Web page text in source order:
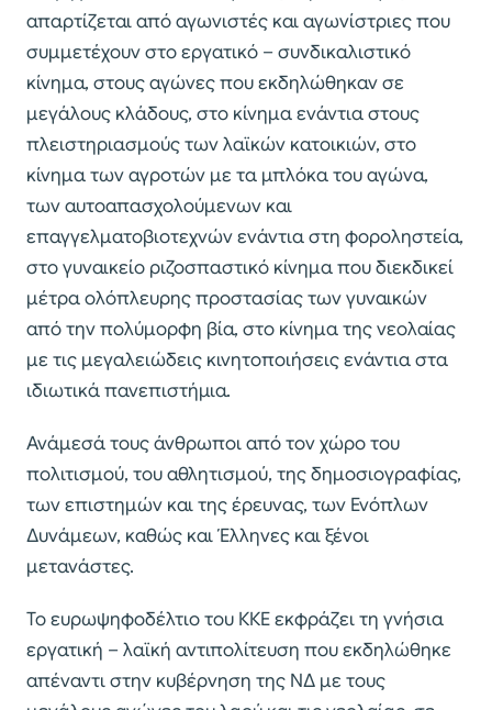
απαρτίζεται από αγωνιστές και αγωνίστριες που
συμμετέχουν στο εργατικό – συνδικαλιστικό
κίνημα, στους αγώνες που εκδηλώθηκαν σε
μεγάλους κλάδους, στο κίνημα ενάντια στους
πλειστηριασμούς των λαϊκών κατοικιών, στο
κίνημα των αγροτών με τα μπλόκα του αγώνα,
των αυτοαπασχολούμενων και
επαγγελματοβιοτεχνών ενάντια στη φοροληστεία,
στο γυναικείο ριζοσπαστικό κίνημα που διεκδικεί
μέτρα ολόπλευρης προστασίας των γυναικών
από την πολύμορφη βία, στο κίνημα της νεολαίας
με τις μεγαλειώδεις κινητοποιήσεις ενάντια στα
ιδιωτικά πανεπιστήμια.
Ανάμεσά τους άνθρωποι από τον χώρο του
πολιτισμού, του αθλητισμού, της δημοσιογραφίας,
των επιστημών και της έρευνας, των Ενόπλων
Δυνάμεων, καθώς και Έλληνες και ξένοι
μετανάστες.
Το ευρωψηφοδέλτιο του ΚΚΕ εκφράζει τη γνήσια
εργατική – λαϊκή αντιπολίτευση που εκδηλώθηκε
απέναντι στην κυβέρνηση της ΝΔ με τους